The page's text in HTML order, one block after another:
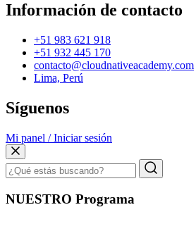
Información de contacto
+51 983 621 918
+51 932 445 170
contacto@cloudnativeacademy.com
Lima, Perú
Síguenos
Mi panel / Iniciar sesión
NUESTRO Programa